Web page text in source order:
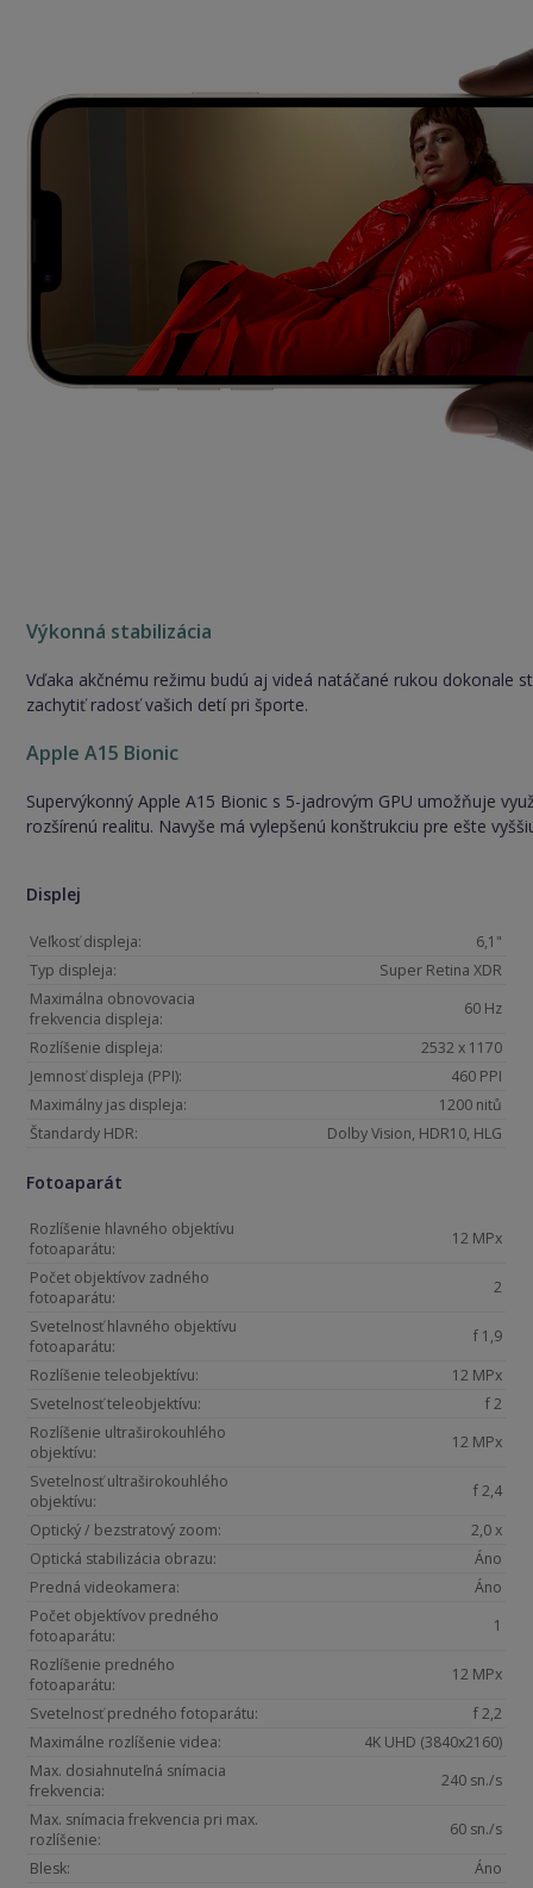
Displej
Veľkosť displeja:
6,1"
Typ displeja:
Super Retina XDR
Maximálna obnovovacia
frekvencia displeja:
60 Hz
Rozlíšenie displeja:
2532 x 1170
Jemnosť displeja (PPI):
460 PPI
Maximálny jas displeja:
1200 nitů
Štandardy HDR:
Dolby Vision, HDR10, HLG
Fotoaparát
Rozlíšenie hlavného objektívu
fotoaparátu:
12 MPx
Počet objektívov zadného
fotoaparátu:
2
Svetelnosť hlavného objektívu
fotoaparátu:
f 1,9
Rozlíšenie teleobjektívu:
12 MPx
Svetelnosť teleobjektívu:
f 2
Rozlíšenie ultraširokouhlého
objektívu:
12 MPx
Svetelnosť ultraširokouhlého
objektívu:
f 2,4
Optický / bezstratový zoom:
2,0 x
Optická stabilizácia obrazu:
Áno
Predná videokamera:
Áno
Počet objektívov predného
fotoaparátu:
1
Rozlíšenie predného
fotoaparátu:
12 MPx
Svetelnosť predného fotoparátu:
f 2,2
Maximálne rozlíšenie videa:
4K UHD (3840x2160)
Max. dosiahnuteľná snímacia
frekvencia:
240 sn./s
Max. snímacia frekvencia pri max.
rozlíšenie:
60 sn./s
Blesk:
Áno
Výkonná stabilizácia
Vďaka akčnému režimu budú aj videá natáčané rukou dokonale
zachytiť radosť vašich detí pri športe.
Apple A15 Bionic
Supervýkonný Apple A15 Bionic s 5-jadrovým GPU umožňuje
rozšírenú realitu. Navyše má vylepšenú konštrukciu pre ešte